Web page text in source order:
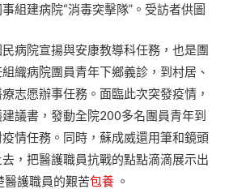
組建病院“消毒突擊隊”。受訪者供圖
病院宣揚與安康教導科任務，也是團
織病院團員青年下鄉義診，到村居、
志愿辦事任務。面臨此次突發疫情，
議書，發動全院200多名團員青年到
情任務。同時，蘇成威還用筆和鏡頭
，把醫護職員抗戰的點點滴滴展示出
醫護職員的艱苦包養。